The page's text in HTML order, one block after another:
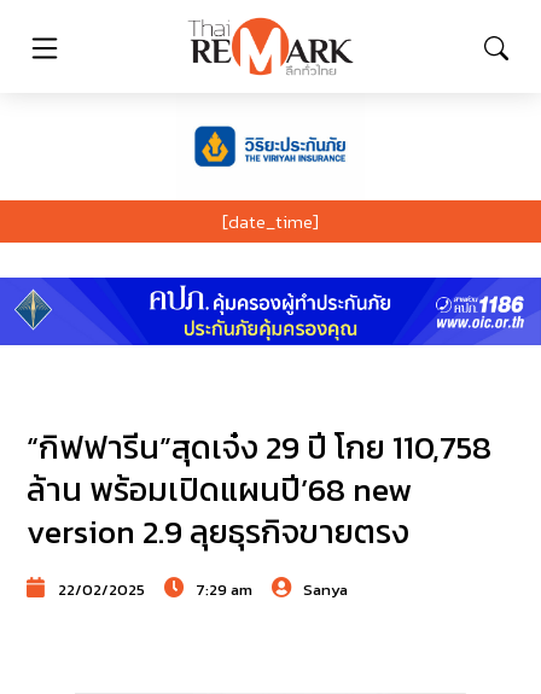
[date_time]
“กิฟฟารีน”สุดเจ๋ง 29 ปี โกย 110,758
ล้าน พร้อมเปิดแผนปี’68 new
version 2.9 ลุยธุรกิจขายตรง
22/02/2025 7:29 am Sanya